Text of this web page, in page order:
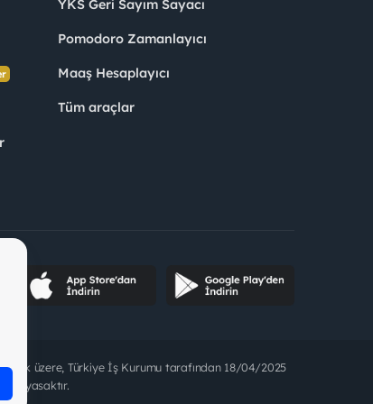
YKS Geri Sayım Sayacı
Pomodoro Zamanlayıcı
Maaş Hesaplayıcı
Tüm araçlar
üzere, Türkiye İş Kurumu tarafından 18/04/2025
yasaktır.